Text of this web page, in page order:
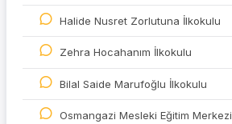
Halide Nusret Zorlutuna İlkokulu
Zehra Hocahanım İlkokulu
Bilal Saide Marufoğlu İlkokulu
Osmangazi Mesleki Eğitim Merkezi